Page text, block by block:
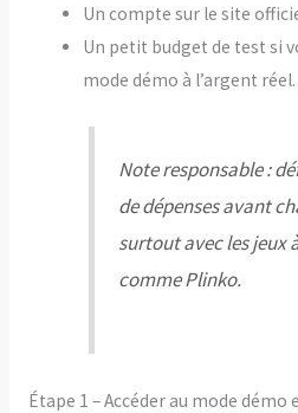
Un compte sur le site
Un petit budget de test si
mode démo à l’argent réel.
Note responsable :
de dépenses avant
surtout avec les jeux
comme Plinko.
Étape 1 – Accéder au mode